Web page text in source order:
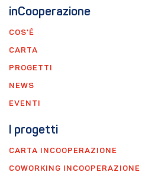
inCooperazione
COS'È
CARTA
PROGETTI
NEWS
EVENTI
I progetti
CARTA INCOOPERAZIONE
COWORKING INCOOPERAZIONE